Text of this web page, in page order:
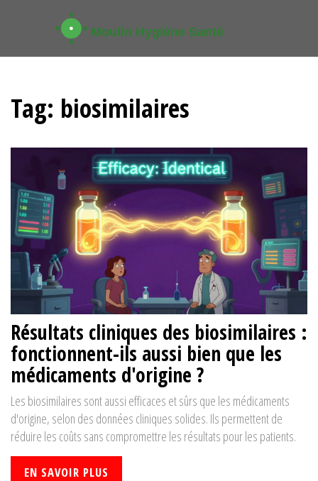
Tag: biosimilaires
Résultats cliniques des biosimilaires :
fonctionnent-ils aussi bien que les
médicaments d'origine ?
Les biosimilaires sont aussi efficaces et sûrs que les médicaments
d'origine, selon des données cliniques solides. Ils permettent de
réduire les coûts sans compromettre les résultats pour les patients.
EN SAVOIR PLUS